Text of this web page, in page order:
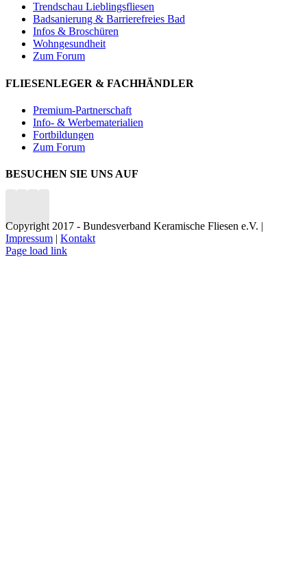
Trendschau Lieblingsfliesen
Badsanierung & Barrierefreies Bad
Infos & Broschüren
Wohngesundheit
Zum Forum
FLIESENLEGER & FACHHÄNDLER
Premium-Partnerschaft
Info- & Werbematerialien
Fortbildungen
Zum Forum
BESUCHEN SIE UNS AUF
Copyright 2017 - Bundesverband Keramische Fliesen e.V. |
Impressum | Kontakt
Page load link